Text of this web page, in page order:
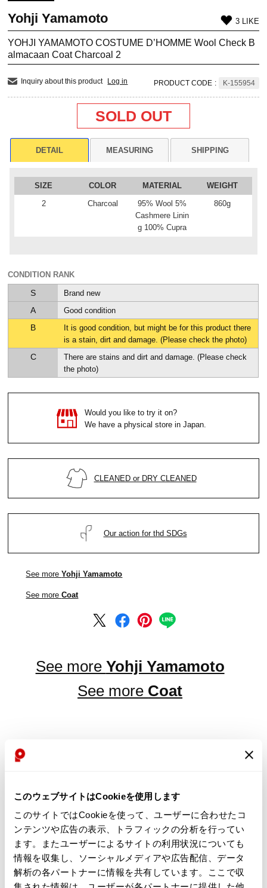
このウェブサイトはCookieを使用します
このサイトではCookieを使って、ユーザーに合わせたコ
ンテンツや広告の表示、トラフィックの分析を行ってい
ます。またユーザーによるサイトの利用状況についても
情報を収集し、ソーシャルメディアや広告配信、データ
解析の各パートナーに情報を共有しています。ここで収
Yohji Yamamoto 3 LIKE
YOHJI YAMAMOTO COSTUME D’HOMME Wool Check B
almacaan Coat Charcoal 2
Inquiry about this product Log in PRODUCT CODE : K-155954
SOLD OUT
DETAIL MEASURING SHIPPING
SIZE COLOR MATERIAL
WEIGHT
2
Charcoal
95% Wool 5%
Cashmere Linin
g 100% Cupra
860g
CONDITION RANK
S Brand new
A Good condition
B
It is good condition, but might be for this product there
is a stain, dirt and damage. (Please check the photo)
C
There are stains and dirt and damage. (Please check
the photo)
Would you like to try it on?
We have a physical store in Japan.
CLEANED or DRY CLEANED
Our action for thd SDGs
See moreYohji Yamamoto
See moreCoat
See more Yohji Yamamoto
See more Coat
YOHJI YAMAMOTO
COSTUME D’HOMME
Wool Check Balmacaan
Coat Charcoal 2
Sold